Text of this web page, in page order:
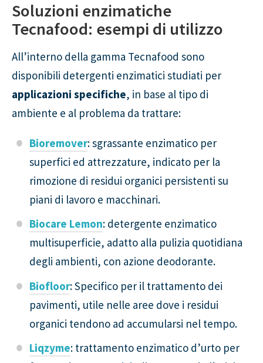
Soluzioni enzimatiche
Tecnafood: esempi di utilizzo
All’interno della gamma Tecnafood sono
disponibili detergenti enzimatici studiati per
applicazioni specifiche, in base al tipo di
ambiente e al problema da trattare:
Bioremover: sgrassante enzimatico per
superfici ed attrezzature, indicato per la
rimozione di residui organici persistenti su
piani di lavoro e macchinari.
Biocare Lemon: detergente enzimatico
multisuperficie, adatto alla pulizia quotidiana
degli ambienti, con azione deodorante.
Biofloor: Specifico per il trattamento dei
pavimenti, utile nelle aree dove i residui
organici tendono ad accumularsi nel tempo.
Liqzyme: trattamento enzimatico d’urto per